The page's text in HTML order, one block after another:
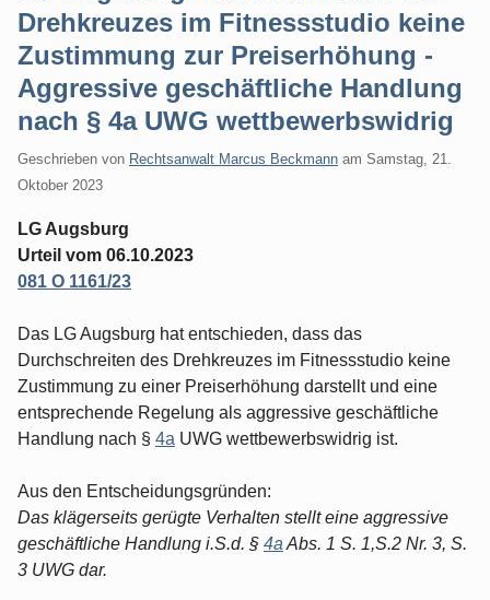
Drehkreuzes im Fitnessstudio keine
Zustimmung zur Preiserhöhung -
Aggressive geschäftliche Handlung
nach § 4a UWG wettbewerbswidrig
Geschrieben von Rechtsanwalt Marcus Beckmann am Samstag, 21.
Oktober 2023
LG Augsburg
Urteil vom 06.10.2023
081 O 1161/23
Das LG Augsburg hat entschieden, dass das
Durchschreiten des Drehkreuzes im Fitnessstudio keine
Zustimmung zu einer Preiserhöhung darstellt und eine
entsprechende Regelung als aggressive geschäftliche
Handlung nach § 4a UWG wettbewerbswidrig ist.
Aus den Entscheidungsgründen:
Das klägerseits gerügte Verhalten stellt eine aggressive
geschäftliche Handlung i.S.d. § 4a Abs. 1 S. 1,S.2 Nr. 3, S.
3 UWG dar.